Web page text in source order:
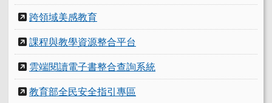
跨領域美感教育
課程與教學資源整合平台
雲端閱讀電子書整合查詢系統
教育部全民安全指引專區